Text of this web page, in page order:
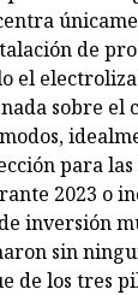
de
el
sobre el
para las
2023 o
inversión
sin
de los tres